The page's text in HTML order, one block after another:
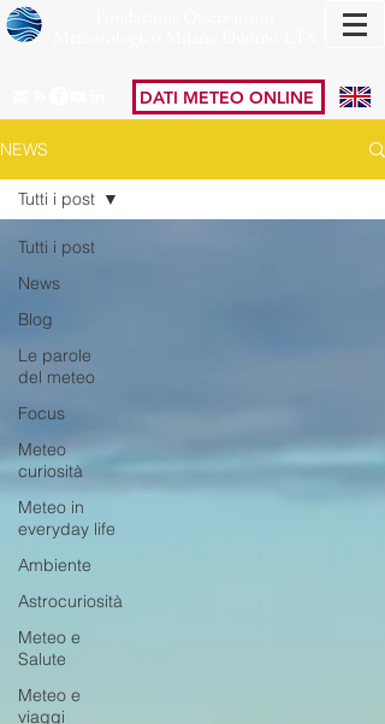
DATI METEO ONLINE
NEWS
Tutti i post
News
Blog
Le parole
del meteo
Focus
Meteo
curiosità
Meteo in
everyday life
Ambiente
Astrocuriosità
Meteo e
Salute
Meteo e
viaggi
Tutti i post